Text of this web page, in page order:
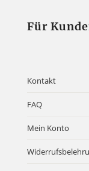
Für
Kontakt
FAQ
Mein Konto